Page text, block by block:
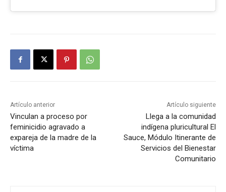
Artículo anterior
Vinculan a proceso por
feminicidio agravado a
expareja de la madre de la
víctima
Artículo siguiente
Llega a la comunidad
indígena pluricultural El
Sauce, Módulo Itinerante de
Servicios del Bienestar
Comunitario